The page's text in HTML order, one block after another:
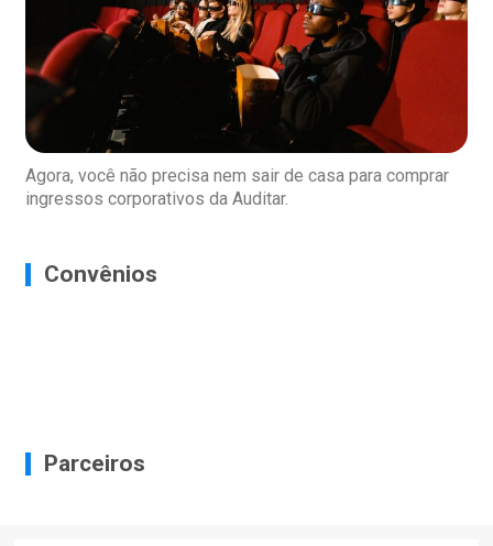
Agora, você não precisa nem sair de casa para comprar
ingressos corporativos da Auditar.
Convênios
Parceiros